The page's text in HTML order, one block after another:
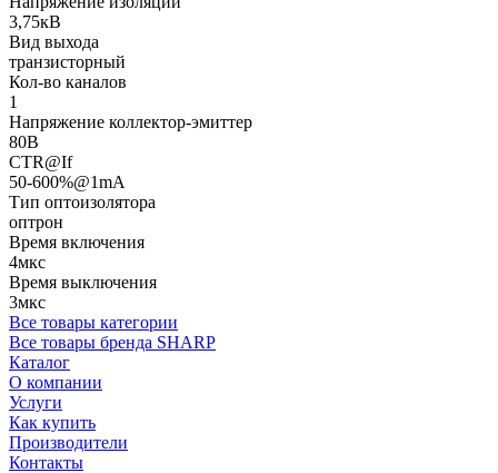
3,75кВ
Вид выхода
транзисторный
Кол-во каналов
1
Напряжение коллектор-эмиттер
80В
CTR@If
50-600%@1mA
Тип оптоизолятора
оптрон
Время включения
4мкс
Время выключения
3мкс
Все товары категории
Все товары бренда SHARP
Каталог
О компании
Услуги
Как купить
Производители
Контакты